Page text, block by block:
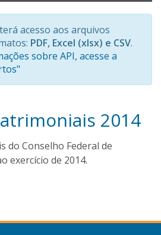
acesso aos arquivos
PDF, Excel (xlsx) e CSV.
sobre API, acesse a
2014
do Conselho Federal de
exercício de 2014.